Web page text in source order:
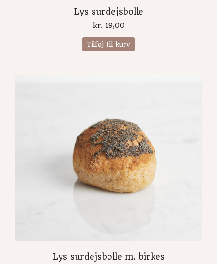
Lys surdejsbolle
kr. 19,00
Tilføj til kurv
Lys surdejsbolle m. birkes